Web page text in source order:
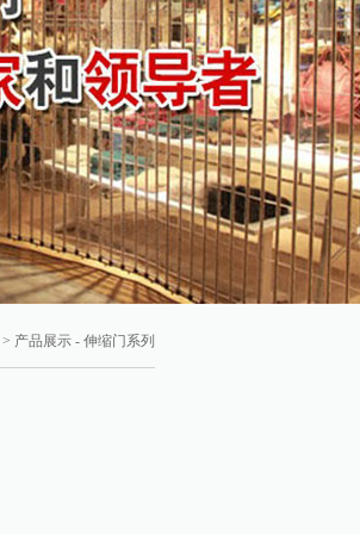
> 产品展示 - 伸缩门系列